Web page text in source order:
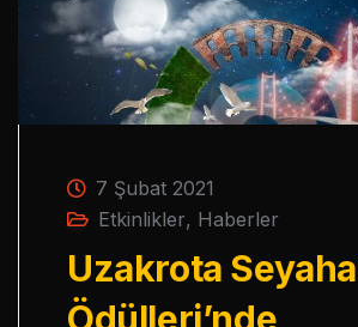
7 Şubat 2021
Etkinlikler, Haberler
Uzakrota